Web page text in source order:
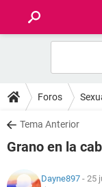
FOROS
SALUD
Foros
Tema Anterior
Grano en la
Dayne897 - 25